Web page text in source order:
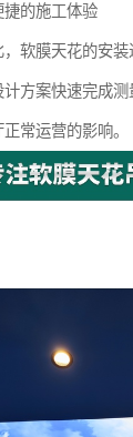
捷的施工体验
软膜天花的安装
方案快速完成
常运营的影响。